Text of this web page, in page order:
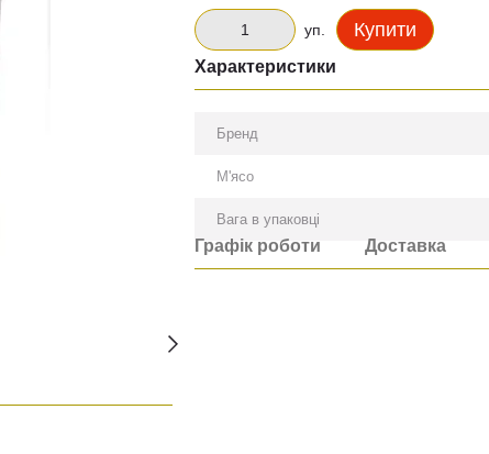
уп. Купити
Характеристики
Бренд
М'ясо
Вага в упаковці
Графік роботи Доставка